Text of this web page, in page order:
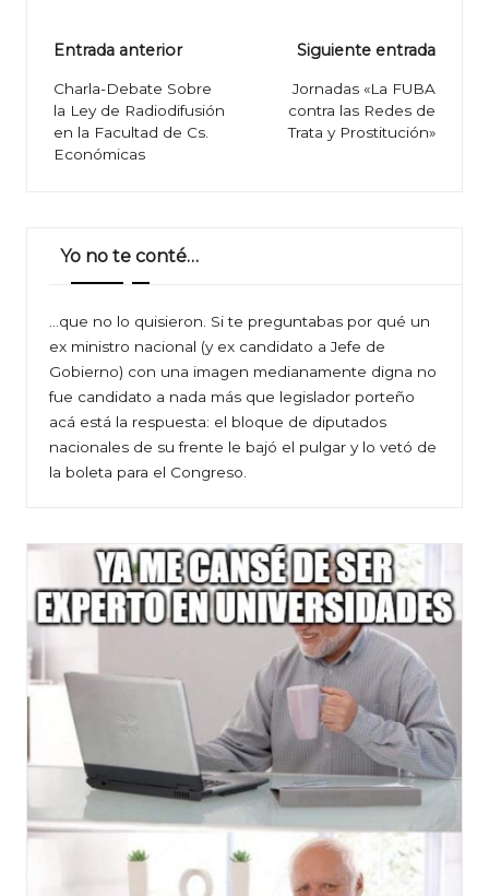
Navegación
de
entradas
Entrada anterior
Charla-Debate Sobre
la Ley de Radiodifusión
en la Facultad de Cs.
Económicas
Siguiente entrada
Jornadas «La FUBA
contra las Redes de
Trata y Prostitución»
Yo no te conté…
…que no lo quisieron. Si te preguntabas por qué un
ex ministro nacional (y ex candidato a Jefe de
Gobierno) con una imagen medianamente digna no
fue candidato a nada más que legislador porteño
acá está la respuesta: el bloque de diputados
nacionales de su frente le bajó el pulgar y lo vetó de
la boleta para el Congreso.